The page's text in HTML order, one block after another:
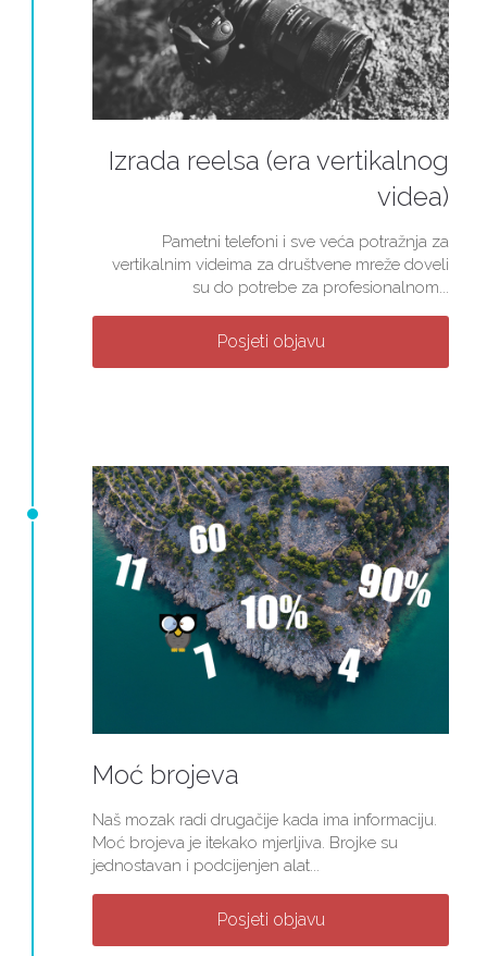
Izrada reelsa (era vertikalnog
videa)
Pametni telefoni i sve veća potražnja za
vertikalnim videima za društvene mreže doveli
su do potrebe za profesionalnom...
Posjeti objavu
Moć brojeva
Naš mozak radi drugačije kada ima informaciju.
Moć brojeva je itekako mjerljiva. Brojke su
jednostavan i podcijenjen alat...
Posjeti objavu